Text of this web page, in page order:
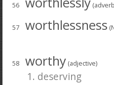
56
57 worthlessness
58 worthy (adjective)
1. deserving